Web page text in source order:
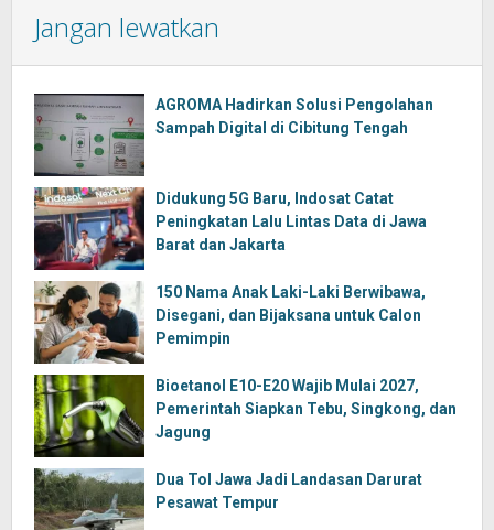
Jangan lewatkan
AGROMA Hadirkan Solusi Pengolahan
Sampah Digital di Cibitung Tengah
Didukung 5G Baru, Indosat Catat
Peningkatan Lalu Lintas Data di Jawa
Barat dan Jakarta
150 Nama Anak Laki-Laki Berwibawa,
Disegani, dan Bijaksana untuk Calon
Pemimpin
Bioetanol E10-E20 Wajib Mulai 2027,
Pemerintah Siapkan Tebu, Singkong, dan
Jagung
Dua Tol Jawa Jadi Landasan Darurat
Pesawat Tempur